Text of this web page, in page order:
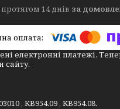
14 днів за
електронні платежі.
сайту.
, KB954.09 , KB954.08.